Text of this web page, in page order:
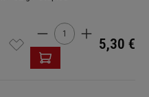
Product Quantity:
5,30 €